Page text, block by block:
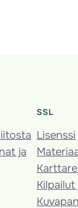
ja
SSL
Lisenssi